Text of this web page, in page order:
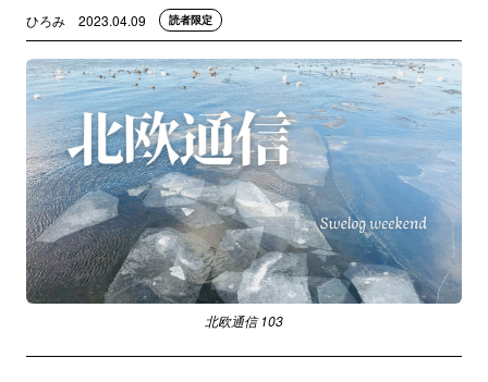
ひろみ 2023.04.09 読者限定
北欧通信 103